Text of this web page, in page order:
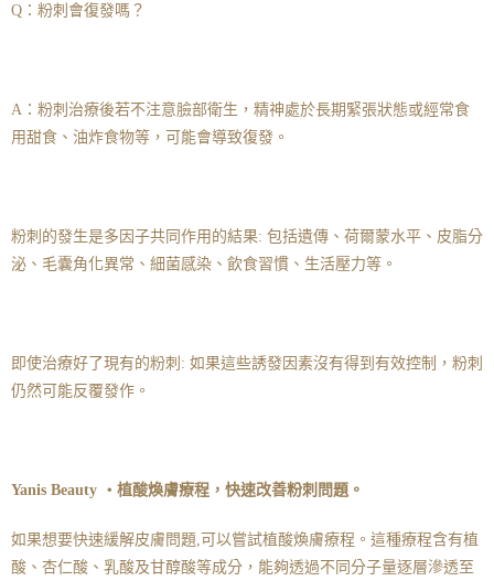
Q：粉刺會復發嗎？
A：粉刺治療後若不注意臉部衛生，精神處於長期緊張狀態或經常食
用甜食、油炸食物等，可能會導致復發。
粉刺的發生是多因子共同作用的結果: 包括遺傳、荷爾蒙水平、皮脂分
泌、毛囊角化異常、細菌感染、飲食習慣、生活壓力等。
即使治療好了現有的粉刺: 如果這些誘發因素沒有得到有效控制，粉刺
仍然可能反覆發作。
Yanis Beauty ・植酸煥膚療程，快速改善粉刺問題。
如果想要快速緩解皮膚問題,可以嘗試植酸煥膚療程。這種療程含有植
酸、杏仁酸、乳酸及甘醇酸等成分，能夠透過不同分子量逐層滲透至